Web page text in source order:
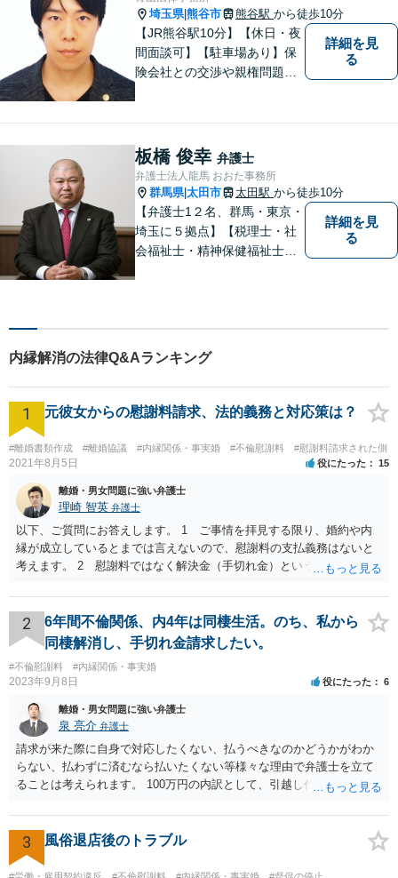
埼玉県|熊谷市 熊谷駅 から徒歩10分
【JR熊谷駅10分】【休日・夜
間面談可】【駐車場あり】保
険会社との交渉や親権問題、
が高い」と感じる方も、まず
はお気持ちをお聞かせくださ
い。
詳細を見
る
板橋 俊幸 弁護士
弁護士法人龍馬 おおた事務所
群馬県|太田市 太田駅 から徒歩10分
【弁護士1２名、群馬・東京・
埼玉に５拠点】【税理士・社
会福祉士・精神保健福祉士が
能】
詳細を見
る
内縁解消の法律Q&Aランキング
1 元彼女からの慰謝料請求、法的義務と対応策は？
#離婚書類作成 #離婚協議 #内縁関係・事実婚 #不倫慰謝料 #慰謝料請求された側
2021年8月5日 役にたった 15
離婚・男女問題に強い弁護士
理崎 智英 弁護士
以下、ご質問にお答えします。 1 ご事情を拝見する限り、婚約や内
縁が成立しているとまでは言えないので、慰謝料の支払義務はないと
考えます。 2 慰謝料ではなく解決金（手切れ金）という名目で数十
うに合意書を取り交わす必要はあると思います。 4 合意書を取り交
わし、その中で精算条項（一切の債権債務のないことを確認する）を
設ければ、大丈夫です。
2
6年間不倫関係、内4年は同棲生活。のち、私から
同棲解消し、手切れ金請求したい。
#不倫慰謝料 #内縁関係・事実婚
2023年9月8日 役にたった 6
離婚・男女問題に強い弁護士
泉 亮介 弁護士
請求が来た際に自身で対応したくない、払うべきなのかどうかがわか
らない、払わずに済むなら払いたくない等様々な理由で弁護士を立て
ることは考えられます。 100万円の内訳として、引越し代等でどの程
によっても追加での請求については変わってくるかと思われます。 ま
た、請求する金額によっては、相手方の判断として、それで全て終わ
るのであれば払っておしまいにする、という考え方もあり得ます。
3 風俗退店後のトラブル
#労働・雇用契約違反 #不倫慰謝料 #内縁関係・事実婚 #督促の停止